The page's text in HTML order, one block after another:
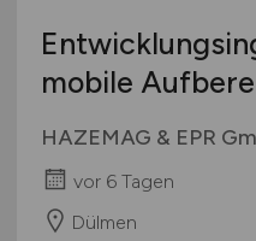
mobile
HAZEMAG & EPR
vor 6 Tagen
Dülmen